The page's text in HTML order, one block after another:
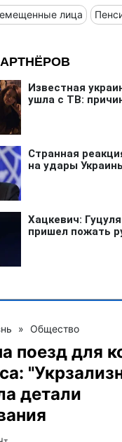
лица
» Общество
поезд для
детали